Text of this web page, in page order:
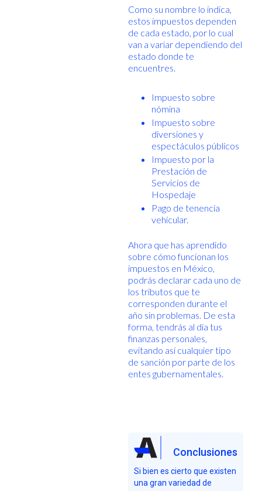
Como su nombre lo indica,
estos impuestos dependen
de cada estado, por lo cual
van a variar dependiendo del
estado donde te
encuentres.
Impuesto sobre
nómina
Impuesto sobre
diversiones y
espectáculos públicos
Impuesto por la
Prestación de
Servicios de
Hospedaje
Pago de tenencia
vehicular.
Ahora que has aprendido
sobre cómo funcionan los
impuestos en México,
podrás declarar cada uno de
los tributos que te
corresponden durante el
año sin problemas. De esta
forma, tendrás al día tus
finanzas personales,
evitando así cualquier tipo
de sanción por parte de los
entes gubernamentales.
Conclusiones
Si bien es cierto que existen
una gran variedad de